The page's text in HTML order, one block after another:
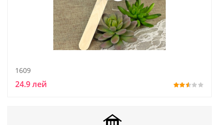
1609
24.9 лей